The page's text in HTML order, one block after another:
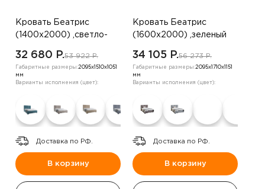
Кровать Беатрис
(1400х2000) ,светло-
32 680 P.53 922 P.
Габаритные размеры:2095х1510х1051
мм
Варианты исполнения (цвет):
Доставка по РФ.
В корзину
Кровать Беатрис
(1600х2000) ,зеленый
34 105 P.56 273 P.
Габаритные размеры:2095х1710х1151
мм
Варианты исполнения (цвет):
Доставка по РФ.
В корзину